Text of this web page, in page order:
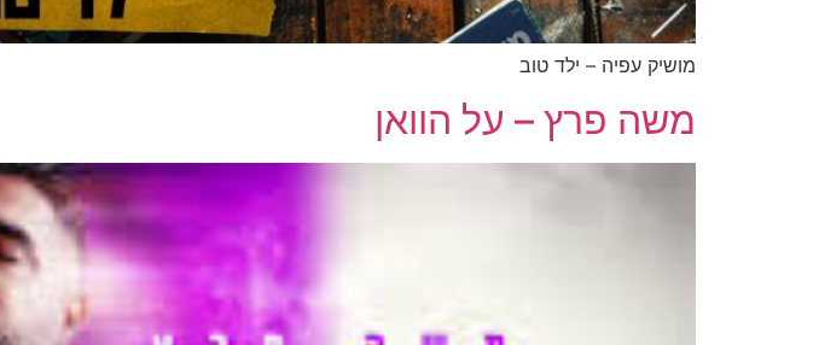
מושיק עפיה – ילד טוב
משה פרץ – על הוואן